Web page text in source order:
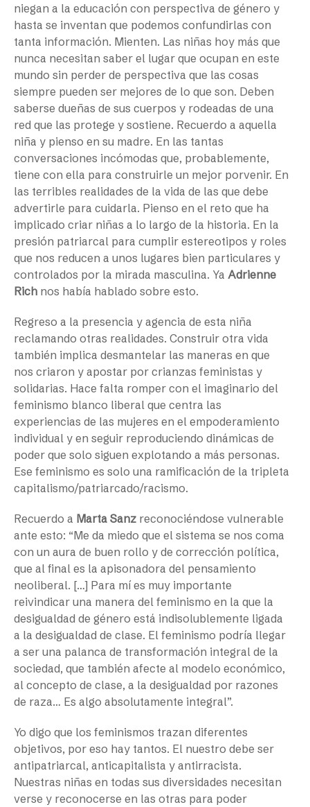
niegan a la educación con perspectiva de género y
hasta se inventan que podemos confundirlas con
tanta información. Mienten. Las niñas hoy más que
nunca necesitan saber el lugar que ocupan en este
mundo sin perder de perspectiva que las cosas
siempre pueden ser mejores de lo que son. Deben
saberse dueñas de sus cuerpos y rodeadas de una
red que las protege y sostiene. Recuerdo a aquella
niña y pienso en su madre. En las tantas
conversaciones incómodas que, probablemente,
tiene con ella para construirle un mejor porvenir. En
las terribles realidades de la vida de las que debe
advertirle para cuidarla. Pienso en el reto que ha
implicado criar niñas a lo largo de la historia. En la
presión patriarcal para cumplir estereotipos y roles
que nos reducen a unos lugares bien particulares y
controlados por la mirada masculina. Ya Adrienne
Rich nos había hablado sobre esto.
Regreso a la presencia y agencia de esta niña
reclamando otras realidades. Construir otra vida
también implica desmantelar las maneras en que
nos criaron y apostar por crianzas feministas y
solidarias. Hace falta romper con el imaginario del
feminismo blanco liberal que centra las
experiencias de las mujeres en el empoderamiento
individual y en seguir reproduciendo dinámicas de
poder que solo siguen explotando a más personas.
Ese feminismo es solo una ramificación de la tripleta
capitalismo/patriarcado/racismo.
Recuerdo a Marta Sanz reconociéndose vulnerable
ante esto: “Me da miedo que el sistema se nos coma
con un aura de buen rollo y de corrección política,
que al final es la apisonadora del pensamiento
neoliberal. […] Para mí es muy importante
reivindicar una manera del feminismo en la que la
desigualdad de género está indisolublemente ligada
a la desigualdad de clase. El feminismo podría llegar
a ser una palanca de transformación integral de la
sociedad, que también afecte al modelo económico,
al concepto de clase, a la desigualdad por razones
de raza… Es algo absolutamente integral”.
Yo digo que los feminismos trazan diferentes
objetivos, por eso hay tantos. El nuestro debe ser
antipatriarcal, anticapitalista y antirracista.
Nuestras niñas en todas sus diversidades necesitan
verse y reconocerse en las otras para poder